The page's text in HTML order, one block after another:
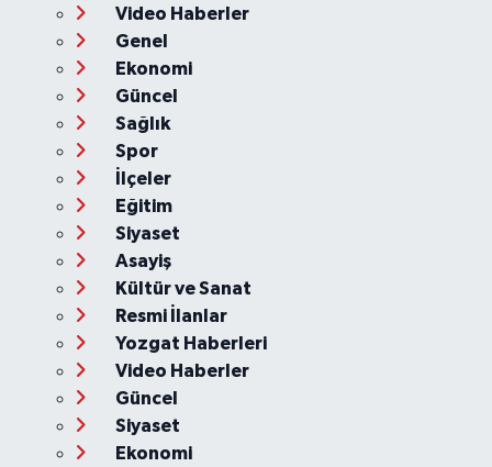
Video Haberler
Genel
Ekonomi
Güncel
Sağlık
Spor
İlçeler
Eğitim
Siyaset
Asayiş
Kültür ve Sanat
Resmi İlanlar
Yozgat Haberleri
Video Haberler
Güncel
Siyaset
Ekonomi